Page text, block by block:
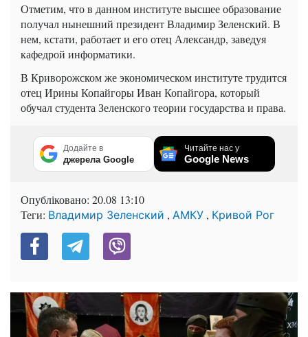
Отметим, что в данном институте высшее образование
получал нынешний президент Владимир Зеленский. В
нем, кстати, работает и его отец Александр, заведуя
кафедрой информатики.
В Криворожском же экономическом институте трудится
отец Ирины Копайгоры Иван Копайгора, который
обучал студента Зеленского теории государства и права.
Додайте в
джерела Google
Читайте нас у
Google News
Опубліковано: 20.08 13:10
Теги: Владимир Зеленский , АМКУ , Кривой Рог